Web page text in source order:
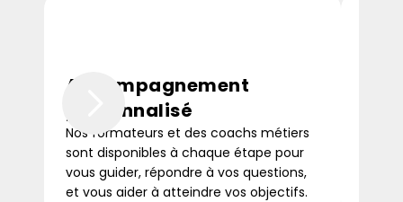
Accompagnement
personnalisé
Nos formateurs et des coachs métiers
sont disponibles à chaque étape pour
vous guider, répondre à vos questions,
et vous aider à atteindre vos objectifs.